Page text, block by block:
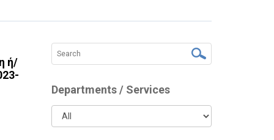
ή/
Departments / Services